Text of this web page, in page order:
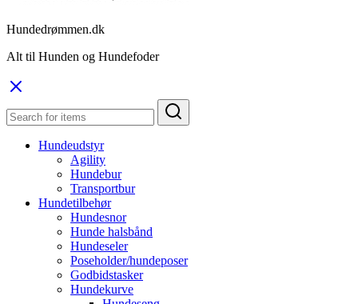
Hundedrømmen.dk
Alt til Hunden og Hundefoder
Hundeudstyr
Agility
Hundebur
Transportbur
Hundetilbehør
Hundesnor
Hunde halsbånd
Hundeseler
Poseholder/hundeposer
Godbidstasker
Hundekurve